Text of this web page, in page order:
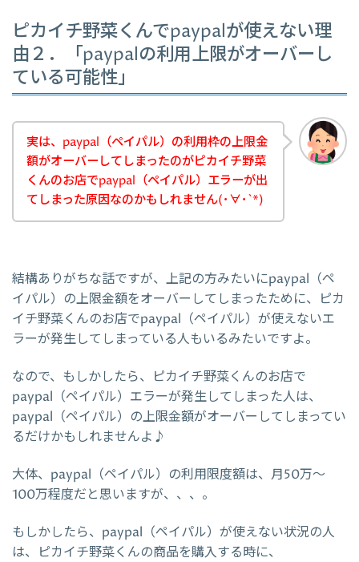
ピカイチ野菜くんでpaypalが使えない理
由２．「paypalの利用上限がオーバーし
ている可能性」
実は、paypal（ペイパル）の利用枠の上限金
額がオーバーしてしまったのがピカイチ野菜
くんのお店でpaypal（ペイパル）エラーが出
てしまった原因なのかもしれません(･∀･`*)
結構ありがちな話ですが、上記の方みたいにpaypal（ペ
イパル）の上限金額をオーバーしてしまったために、ピカ
イチ野菜くんのお店でpaypal（ペイパル）が使えないエ
ラーが発生してしまっている人もいるみたいですよ。
なので、もしかしたら、ピカイチ野菜くんのお店で
paypal（ペイパル）エラーが発生してしまった人は、
paypal（ペイパル）の上限金額がオーバーしてしまってい
るだけかもしれませんよ♪
大体、paypal（ペイパル）の利用限度額は、月50万～
100万程度だと思いますが、、、。
もしかしたら、paypal（ペイパル）が使えない状況の人
は、ピカイチ野菜くんの商品を購入する時に、